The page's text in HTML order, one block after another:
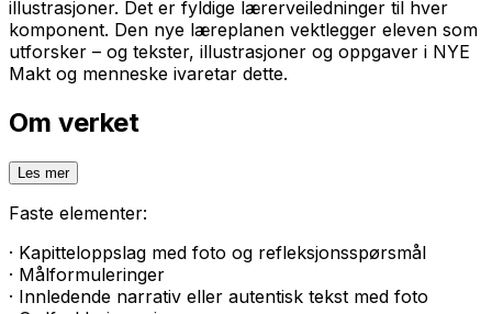
illustrasjoner. Det er fyldige lærerveiledninger til hver
komponent. Den nye læreplanen vektlegger eleven som
utforsker – og tekster, illustrasjoner og oppgaver i NYE
Makt og menneske ivaretar dette.
Om verket
Les mer
Faste elementer:
· Kapitteloppslag med foto og refleksjonsspørsmål
· Målformuleringer
· Innledende narrativ eller autentisk tekst med foto